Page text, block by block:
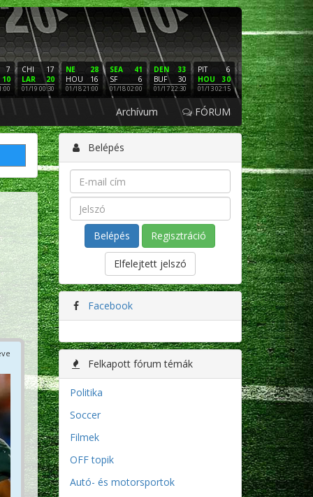
7
10
17
CHI
20
LAR
01/19 00:30
28
NE
16
HOU
01/18 21:00
41
SEA
6
SF
01/18 02:00
33
DEN
30
BUF
01/17 22:30
6
PIT
30
HOU
01/13 02:15
16
NE
3
LAC
01/12 02:00
PHI
SF
01/11
Archívum FÓRUM
Belépés
Regisztráció
Elfelejtett jelszó
Facebook
Felkapott fórum témák
Politika
Soccer
Filmek
OFF topik
Autó- és motorsportok